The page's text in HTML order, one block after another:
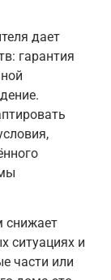
дает
гарантия
снижает
ситуациях и
части или